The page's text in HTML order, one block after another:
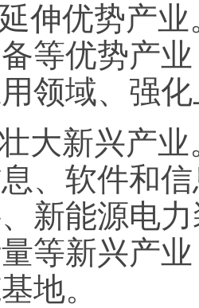
伸优势产
等优势产
领域、强
大新兴产
、软件和
新能源电
等新兴产
地。